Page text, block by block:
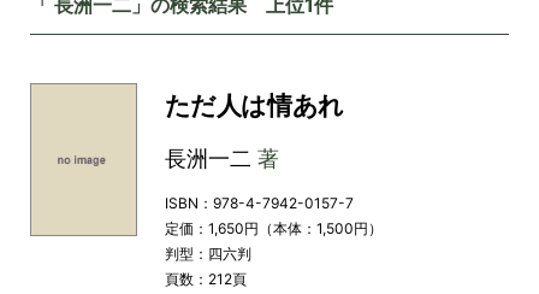
「 長洲一二」の検索結果 上位1件
ただ人は情あれ
長洲一二 著
ISBN：978-4-7942-0157-7
定価：1,650円（本体：1,500円）
判型：四六判
頁数：212頁